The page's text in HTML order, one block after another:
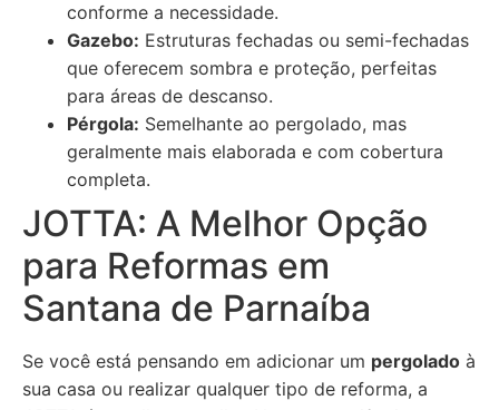
conforme a necessidade.
Gazebo: Estruturas fechadas ou semi-fechadas
que oferecem sombra e proteção, perfeitas
para áreas de descanso.
Pérgola: Semelhante ao pergolado, mas
geralmente mais elaborada e com cobertura
completa.
JOTTA: A Melhor Opção
para Reformas em
Santana de Parnaíba
Se você está pensando em adicionar um pergolado à
sua casa ou realizar qualquer tipo de reforma, a